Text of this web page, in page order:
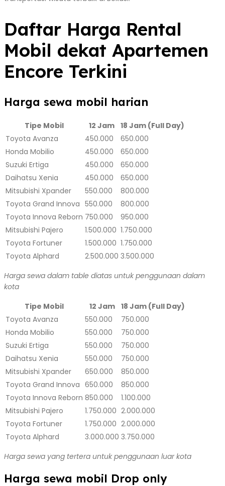
Daftar Harga Rental
Mobil dekat Apartemen
Encore Terkini
Harga sewa mobil harian
Tipe Mobil 12 Jam 18 Jam (Full Day)
Toyota Avanza
450.000
650.000
Honda Mobilio
450.000
650.000
Suzuki Ertiga
450.000
650.000
Daihatsu Xenia
450.000
650.000
Mitsubishi Xpander
550.000
800.000
Toyota Grand Innova 550.000
800.000
Toyota Innova Reborn 750.000
950.000
Mitsubishi Pajero
1.500.000 1.750.000
Toyota Fortuner
1.500.000 1.750.000
Toyota Alphard
2.500.000 3.500.000
Harga sewa dalam table diatas untuk penggunaan dalam
kota
Tipe Mobil
12 Jam
18 Jam (Full Day)
Toyota Avanza
550.000
750.000
Honda Mobilio
550.000
750.000
Suzuki Ertiga
550.000
750.000
Daihatsu Xenia
550.000
750.000
Mitsubishi Xpander
650.000
850.000
Toyota Grand Innova 650.000
850.000
Toyota Innova Reborn 850.000
1.100.000
Mitsubishi Pajero
1.750.000 2.000.000
Toyota Fortuner
1.750.000 2.000.000
Toyota Alphard
3.000.000 3.750.000
Harga sewa yang tertera untuk penggunaan luar kota
Harga sewa mobil Drop only